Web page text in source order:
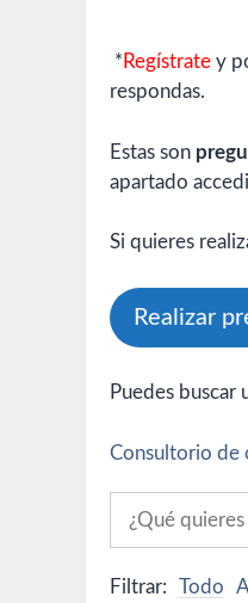
* Regístrate y
respondas.
Estas son
apartado
Si quieres
Realizar
Puedes buscar
Consultorio de
Filtrar: Todo